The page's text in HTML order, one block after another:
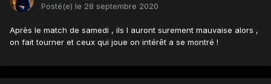
Posté(e) le 28 septembre 2020
Après le match de samedi , ils l auront surement mauvaise alors ,
on fait tourner et ceux qui joue on intérêt a se montré !